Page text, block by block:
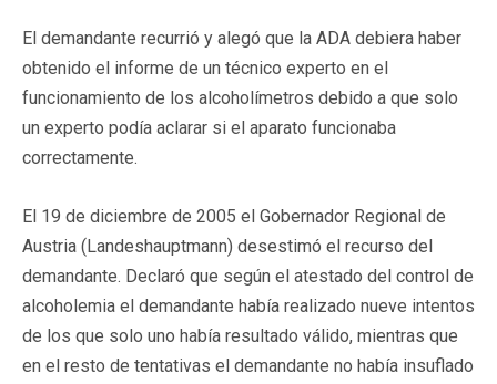
El demandante recurrió y alegó que la ADA debiera haber
obtenido el informe de un técnico experto en el
funcionamiento de los alcoholímetros debido a que solo
un experto podía aclarar si el aparato funcionaba
correctamente.
El 19 de diciembre de 2005 el Gobernador Regional de
Austria (Landeshauptmann) desestimó el recurso del
demandante. Declaró que según el atestado del control de
alcoholemia el demandante había realizado nueve intentos
de los que solo uno había resultado válido, mientras que
en el resto de tentativas el demandante no había insuflado